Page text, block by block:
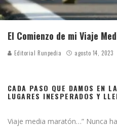
El Comienzo de mi Viaje
Editorial Runpedia agosto 14, 2023
CADA PASO QUE DAMOS EN
LUGARES INESPERADOS Y
Viaje media maratón…” Nunca